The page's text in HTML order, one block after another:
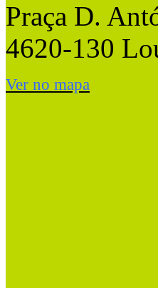
Praça D.
4620-130
Ver no mapa